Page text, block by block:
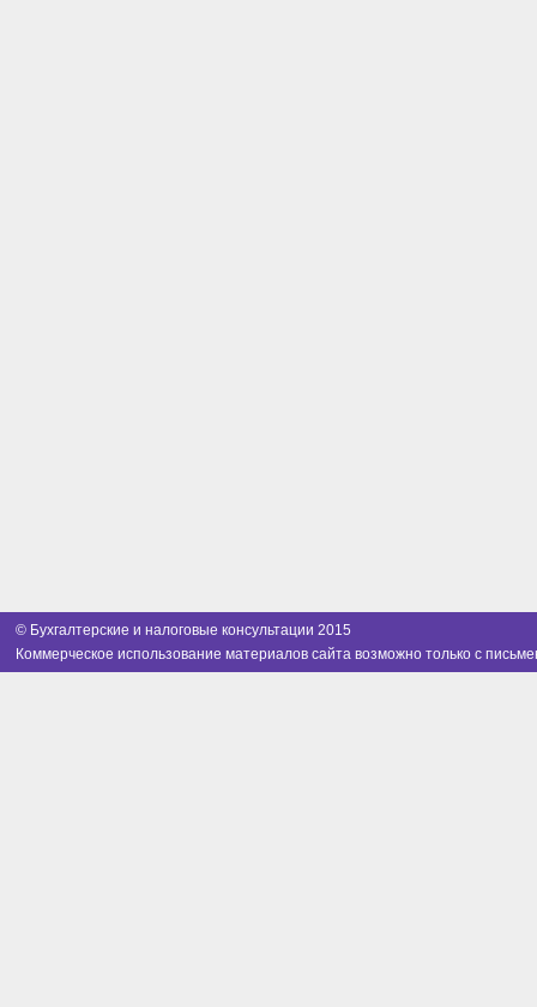
© Бухгалтерские и налоговые консультации 2015
Коммерческое использование материалов сайта возможно только с